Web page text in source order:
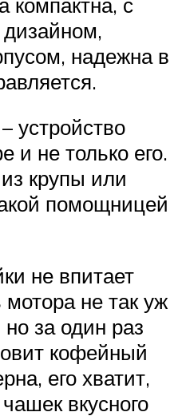
надежна в
устройство
и не только его.
крупы или
помощницей
не впитает
не так уж
за один раз
кофейный
его хватит,
вкусного